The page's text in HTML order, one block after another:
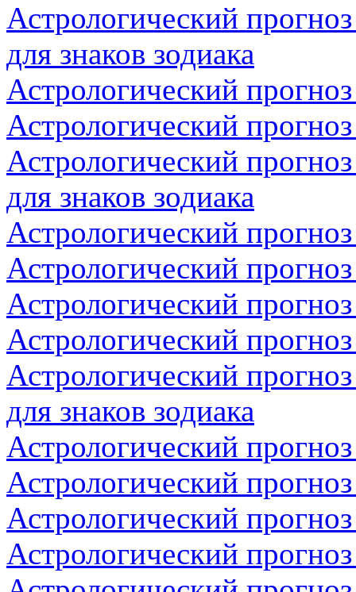
Астрологический
для знаков зодиака
Астрологический
Астрологический
Астрологический
для знаков зодиака
Астрологический
Астрологический
Астрологический
Астрологический
Астрологический
для знаков зодиака
Астрологический
Астрологический
Астрологический
Астрологический